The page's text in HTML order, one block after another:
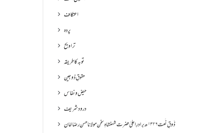
اعتکاف
پردہ
تراویح
توبہ کا طریقہ
حقوقِ ذوجین
حیض و نفاس
درود شریف
ذَوقِ نَعت ۱۳۲۶ھ برادرِ اعلیٰ حضرت شہنشاہِ سخن مولانا حسن رضا خان